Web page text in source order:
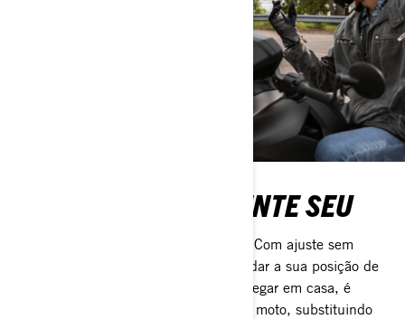
FAÇA DELE TOTALMENTE SEU
Arrase nas ruas com estilo. Seu estilo. Com ajuste sem
necessidade de ferramentas, pode mudar a sua posição de
condução em segundos. Assim que chegar em casa, é
igualmente fácil trocar as cores da sua moto, substituindo